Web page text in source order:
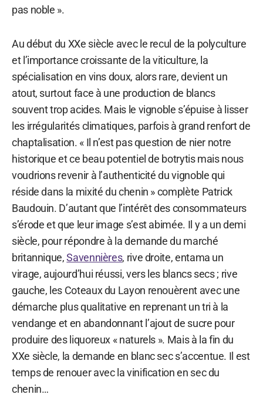
pas noble ».
Au début du XXe siècle avec le recul de la polyculture
et l’importance croissante de la viticulture, la
spécialisation en vins doux, alors rare, devient un
atout, surtout face à une production de blancs
souvent trop acides. Mais le vignoble s’épuise à lisser
les irrégularités climatiques, parfois à grand renfort de
chaptalisation. « Il n’est pas question de nier notre
historique et ce beau potentiel de botrytis mais nous
voudrions revenir à l’authenticité du vignoble qui
réside dans la mixité du chenin » complète Patrick
Baudouin. D’autant que l’intérêt des consommateurs
s’érode et que leur image s’est abimée. Il y a un demi
siècle, pour répondre à la demande du marché
britannique,Savennières, rive droite, entama un
virage, aujourd’hui réussi, vers les blancs secs ; rive
gauche, les Coteaux du Layon renouèrent avec une
démarche plus qualitative en reprenant un tri à la
vendange et en abandonnant l’ajout de sucre pour
produire des liquoreux « naturels ». Mais à la fin du
XXe siècle, la demande en blanc sec s’accentue. Il est
temps de renouer avec la vinification en sec du
chenin…